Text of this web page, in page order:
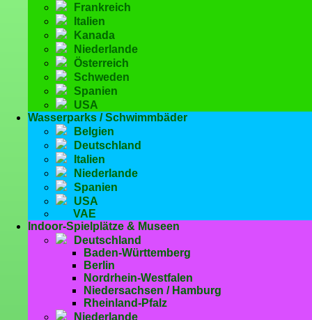
Frankreich
Italien
Kanada
Niederlande
Österreich
Schweden
Spanien
USA
Wasserparks / Schwimmbäder
Belgien
Deutschland
Italien
Niederlande
Spanien
USA
VAE
Indoor-Spielplätze & Museen
Deutschland
Baden-Württemberg
Berlin
Nordrhein-Westfalen
Niedersachsen / Hamburg
Rheinland-Pfalz
Niederlande